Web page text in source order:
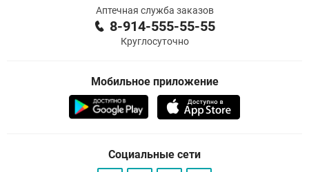
Аптечная служба заказов
8-914-555-55-55
Круглосуточно
Мобильное приложение
Социальные сети